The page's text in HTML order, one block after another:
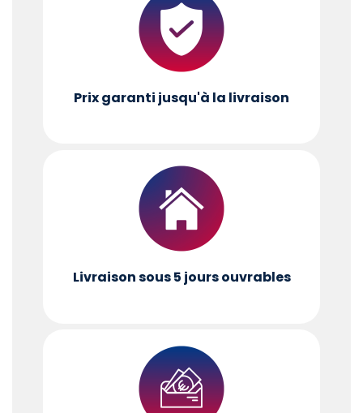
Prix garanti jusqu'à la livraison
Livraison sous 5 jours ouvrables